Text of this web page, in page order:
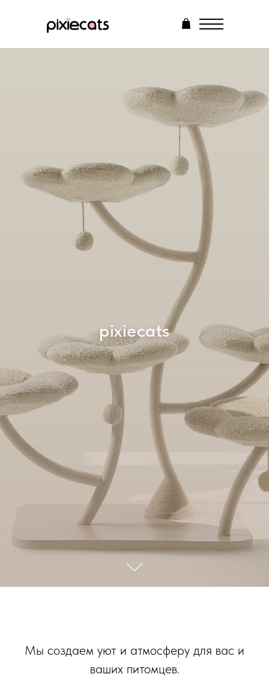
Каталог
Ответы на вопросы
Контакты
Корзина
pixiecats
Мы создаем уют и атмосферу для вас и
ваших питомцев.